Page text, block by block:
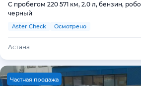
С пробегом 220 571 км, 2.0 л, бензин,
черный
Aster Check Осмотрено
Астана
Частная продажа